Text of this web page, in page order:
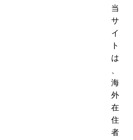
当
サ
イ
ト
は
海
外
在
住
者